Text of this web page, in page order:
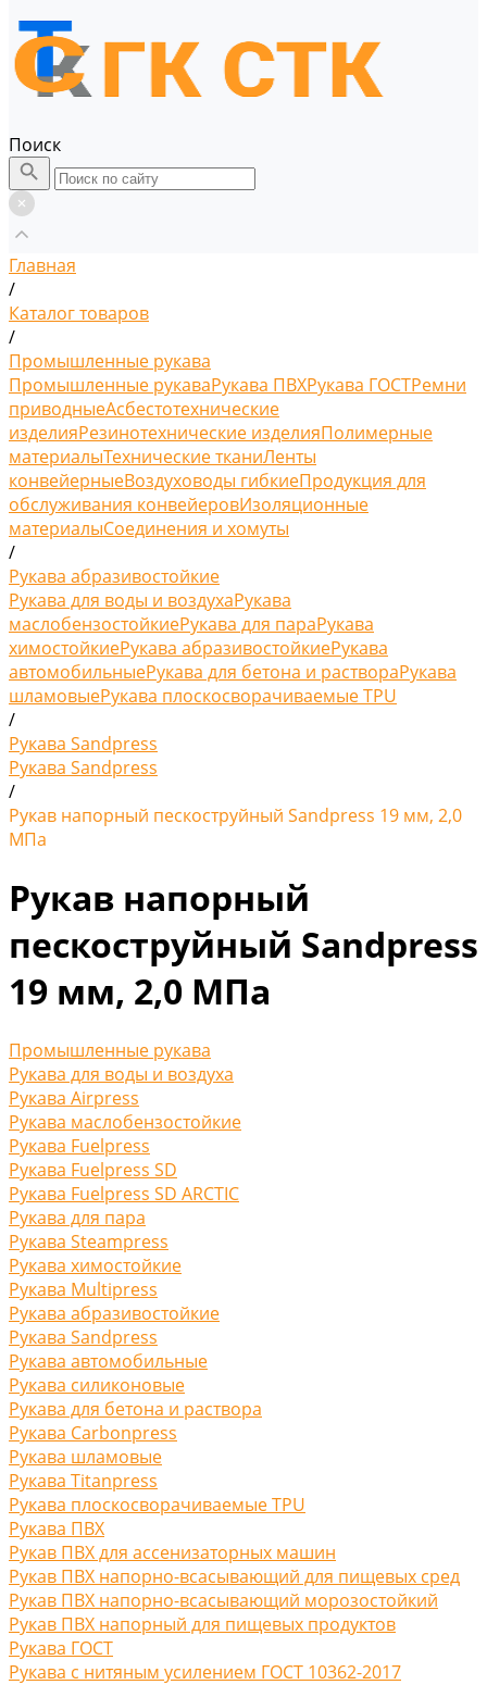
Поиск
Главная
/
Каталог товаров
/
Промышленные рукава
Промышленные рукаваРукава ПВХРукава ГОСТРемни
приводныеАсбестотехнические
изделияРезинотехнические изделияПолимерные
материалыТехнические тканиЛенты
конвейерныеВоздуховоды гибкиеПродукция для
обслуживания конвейеровИзоляционные
материалыСоединения и хомуты
/
Рукава абразивостойкие
Рукава для воды и воздухаРукава
маслобензостойкиеРукава для параРукава
химостойкиеРукава абразивостойкиеРукава
автомобильныеРукава для бетона и раствораРукава
шламовыеРукава плоскосворачиваемые TPU
/
Рукава Sandpress
Рукава Sandpress
/
Рукав напорный пескоструйный Sandpress 19 мм, 2,0
МПа
Рукав напорный
пескоструйный Sandpress
19 мм, 2,0 МПа
Промышленные рукава
Рукава для воды и воздуха
Рукава Airpress
Рукава маслобензостойкие
Рукава Fuelpress
Рукава Fuelpress SD
Рукава Fuelpress SD ARCTIC
Рукава для пара
Рукава Steampress
Рукава химостойкие
Рукава Multipress
Рукава абразивостойкие
Рукава Sandpress
Рукава автомобильные
Рукава силиконовые
Рукава для бетона и раствора
Рукава Carbonpress
Рукава шламовые
Рукава Titanpress
Рукава плоскосворачиваемые TPU
Рукава ПВХ
Рукав ПВХ для ассенизаторных машин
Рукав ПВХ напорно-всасывающий для пищевых сред
Рукав ПВХ напорно-всасывающий морозостойкий
Рукав ПВХ напорный для пищевых продуктов
Рукава ГОСТ
Рукава с нитяным усилением ГОСТ 10362-2017